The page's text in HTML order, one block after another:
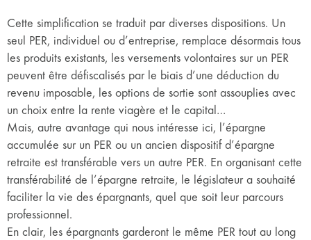
Cette simplification se traduit par diverses dispositions. Un
seul PER, individuel ou d’entreprise, remplace désormais tous
les produits existants, les versements volontaires sur un PER
peuvent être défiscalisés par le biais d’une déduction du
revenu imposable, les options de sortie sont assouplies avec
un choix entre la rente viagère et le capital…
Mais, autre avantage qui nous intéresse ici, l’épargne
accumulée sur un PER ou un ancien dispositif d’épargne
retraite est transférable vers un autre PER. En organisant cette
transférabilité de l’épargne retraite, le législateur a souhaité
faciliter la vie des épargnants, quel que soit leur parcours
professionnel.
En clair, les épargnants garderont le même PER tout au long